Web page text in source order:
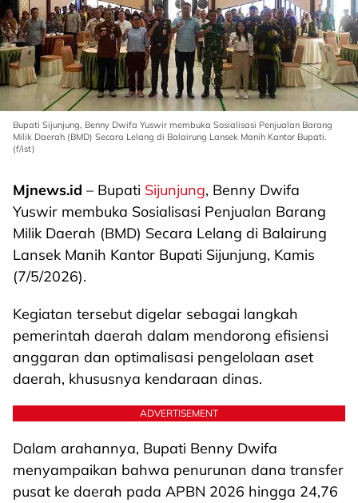
Bupati Sijunjung, Benny Dwifa Yuswir membuka Sosialisasi Penjualan Barang
Milik Daerah (BMD) Secara Lelang di Balairung Lansek Manih Kantor Bupati.
(f/ist)
Mjnews.id – Bupati Sijunjung, Benny Dwifa
Yuswir membuka Sosialisasi Penjualan Barang
Milik Daerah (BMD) Secara Lelang di Balairung
Lansek Manih Kantor Bupati Sijunjung, Kamis
(7/5/2026).
Kegiatan tersebut digelar sebagai langkah
pemerintah daerah dalam mendorong efisiensi
anggaran dan optimalisasi pengelolaan aset
daerah, khususnya kendaraan dinas.
ADVERTISEMENT
Dalam arahannya, Bupati Benny Dwifa
menyampaikan bahwa penurunan dana transfer
pusat ke daerah pada APBN 2026 hingga 24,76